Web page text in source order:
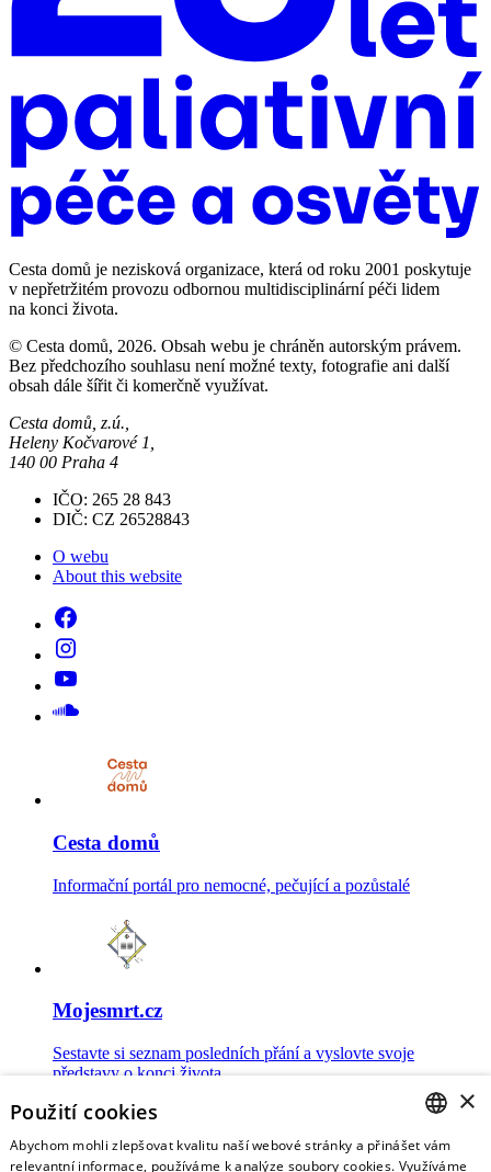
Cesta domů je nezisková organizace, která od roku 2001 poskytuje
v nepřetržitém provozu odbornou multidisciplinární péči lidem
na konci života.
© Cesta domů, 2026. Obsah webu je chráněn autorským právem.
Bez předchozího souhlasu není možné texty, fotografie ani další
obsah dále šířit či komerčně využívat.
Cesta domů, z.ú.,
Heleny Kočvarové 1,
140 00 Praha 4
IČO: 265 28 843
DIČ: CZ 26528843
O webu
About this website
Cesta domů
Informační portál pro nemocné, pečující a pozůstalé
Mojesmrt.cz
Sestavte si seznam posledních přání a vyslovte svoje
představy o konci života
CZECH
×
Použití cookies
Abychom mohli zlepšovat kvalitu naší webové stránky a přinášet vám
relevantní informace, používáme k analýze soubory cookies. Využíváme